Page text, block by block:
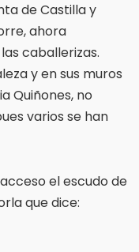
de Castilla y
ahora
caballerizas.
y en sus muros
Quiñones, no
varios se han
el escudo de
que dice: